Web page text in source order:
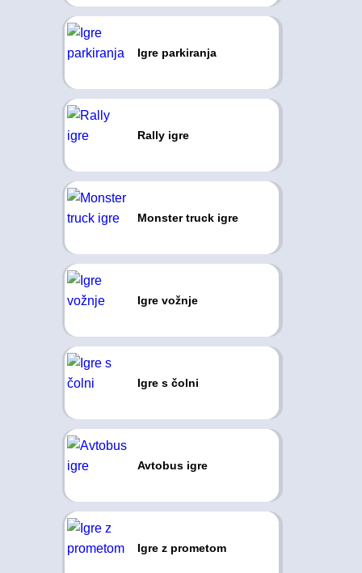
Igre parkiranja
Rally igre
Monster truck igre
Igre vožnje
Igre s čolni
Avtobus igre
Igre z prometom